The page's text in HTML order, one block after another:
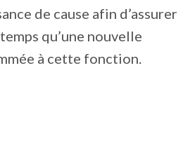
de cause afin d’assurer
qu’une nouvelle
à cette fonction.